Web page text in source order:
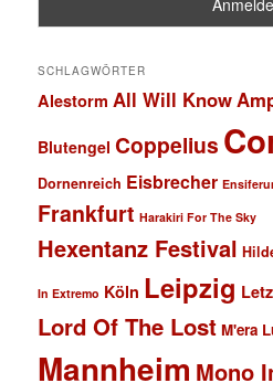
SCHLAGWÖRTER
Alestorm All Will Know
Blutengel Coppelius
Dornenreich Eisbrecher
Frankfurt Harakiri For The Sky
Hexentanz Festival
In Extremo Köln Leipzig
Lord Of The Lost M'era
Mannheim Mono